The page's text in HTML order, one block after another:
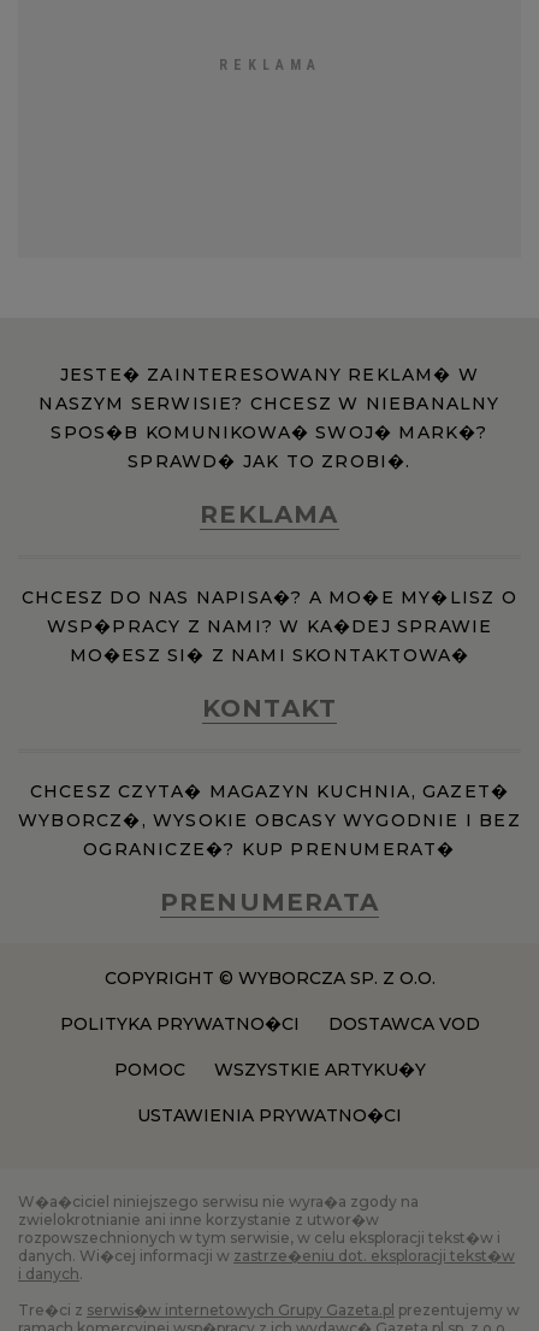
JESTE� ZAINTERESOWANY REKLAM� W
NASZYM SERWISIE? CHCESZ W NIEBANALNY
SPOS�B KOMUNIKOWA� SWOJ� MARK�?
SPRAWD� JAK TO ZROBI�.
REKLAMA
CHCESZ DO NAS NAPISA�? A MO�E MY�LISZ O
WSP�PRACY Z NAMI? W KA�DEJ SPRAWIE
MO�ESZ SI� Z NAMI SKONTAKTOWA�
KONTAKT
CHCESZ CZYTA� MAGAZYN KUCHNIA, GAZET�
WYBORCZ�, WYSOKIE OBCASY WYGODNIE I BEZ
OGRANICZE�? KUP PRENUMERAT�
PRENUMERATA
COPYRIGHT © WYBORCZA SP. Z O.O.
POLITYKA PRYWATNO�CI DOSTAWCA VOD
POMOC WSZYSTKIE ARTYKU�Y
USTAWIENIA PRYWATNO�CI
W�a�ciciel niniejszego serwisu nie wyra�a zgody na
zwielokrotnianie ani inne korzystanie z utwor�w
rozpowszechnionych w tym serwisie, w celu eksploracji tekst�w i
danych. Wi�cej informacji w zastrze�eniu dot. eksploracji tekst�w
i danych.
Tre�ci z serwis�w internetowych Grupy Gazeta.pl prezentujemy w